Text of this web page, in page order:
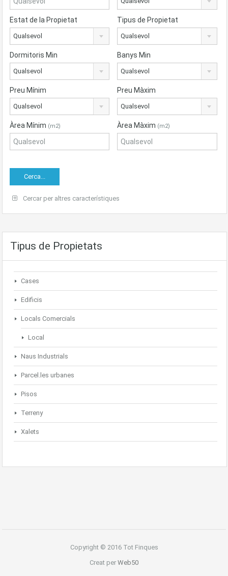
Estat de la Propietat
Qualsevol
Tipus de Propietat
Qualsevol
Dormitoris Min
Qualsevol
Banys Min
Qualsevol
Preu Mínim
Qualsevol
Preu Màxim
Qualsevol
Àrea Mínim (m2) Àrea Màxim (m2)
Cercar per altres característiques
Tipus de Propietats
Cases
Edificis
Locals Comercials
Local
Naus Industrials
Parcel.les urbanes
Pisos
Terreny
Xalets
Copyright © 2016 Tot Finques
Creat per Web50